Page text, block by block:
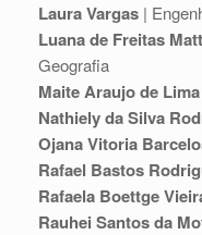
Laura Vargas |
Luana de Freitas
Geografia
Maite Araujo de
Nathiely da Silva
Ojana Vitoria
Rafael Bastos
Rafaela Boettge
Rauhei Santos da